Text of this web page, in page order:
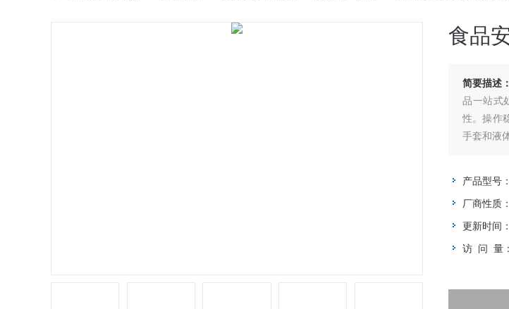
食品
简要描述：
品一站式
性。操作
手套和液
产品型号：
厂商性质：
更新时间：
访 问 量：